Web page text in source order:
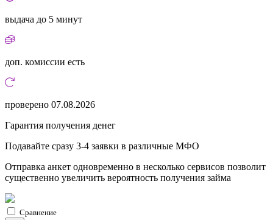
выдача до 5 минут
доп. комиссии есть
проверено 07.08.2026
Гарантия получения денег
Подавайте сразу 3-4 заявки в различные МФО
Отправка анкет одновременно в несколько сервисов позволит
существенно увеличить вероятность получения займа
Сравнение